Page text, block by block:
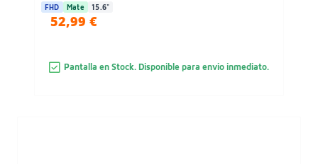
FHD Mate 15.6"
52,99 €
Pantalla en Stock. Disponible para envio inmediato.